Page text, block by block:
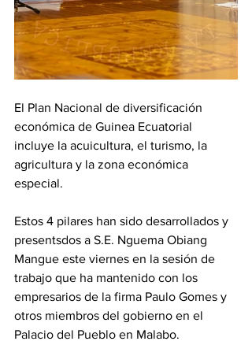
El Plan Nacional de diversificación
económica de Guinea Ecuatorial
incluye la acuicultura, el turismo, la
agricultura y la zona económica
especial.
Estos 4 pilares han sido desarrollados y
presentsdos a S.E. Nguema Obiang
Mangue este viernes en la sesión de
trabajo que ha mantenido con los
empresarios de la firma Paulo Gomes y
otros miembros del gobierno en el
Palacio del Pueblo en Malabo.